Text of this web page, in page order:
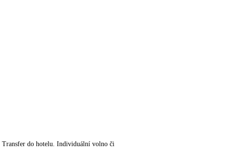
Transfer do hotelu. Individuální volno či